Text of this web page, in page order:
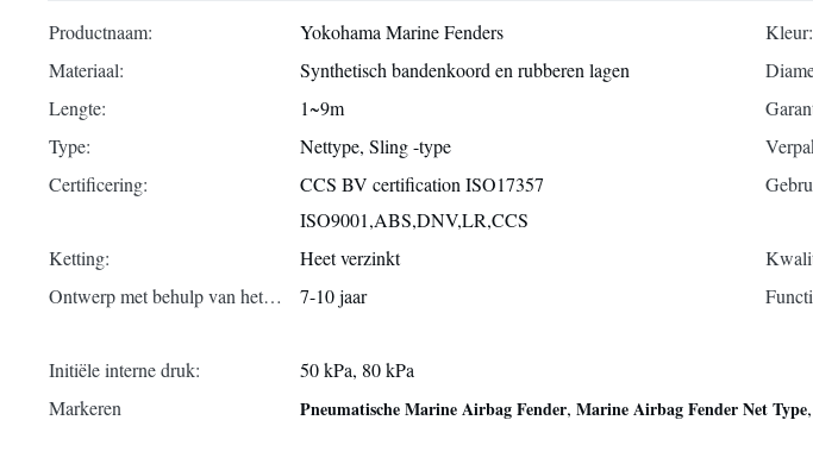
Productnaam: Yokohama Marine Fenders Kleur:
Materiaal:
Synthetisch bandenkoord en rubberen lagen
Lengte:
1~9m
Type:
Nettype, Sling -type
Certificering:
CCS BV certification ISO17357
ISO9001,ABS,DNV,LR,CCS
Ketting:
Heet verzinkt
Ontwerp met behulp van het
7-10 jaar
Initiële interne druk:
50 kPa, 80 kPa
Markeren
Pneumatische Marine Airbag Fender, Marine Airbag Fender Net Type,